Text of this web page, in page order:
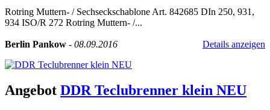
Rotring Muttern- / Sechseckschablone Art. 842685 DIn 250, 931,
934 ISO/R 272 Rotring Muttern- /...
Berlin Pankow - 08.09.2016 Details anzeigen
Angebot DDR Teclubrenner klein NEU